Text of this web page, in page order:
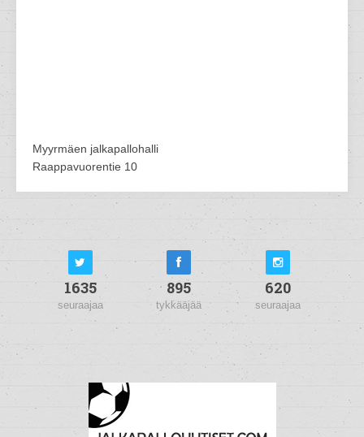
Myyrmäen jalkapallohalli
Raappavuorentie 10
1635
seuraajaa
895
tykkääjää
620
seuraajaa